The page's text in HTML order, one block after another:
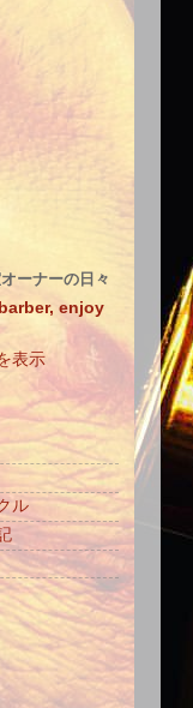
ーナーの日々
enjoy
表示
ル